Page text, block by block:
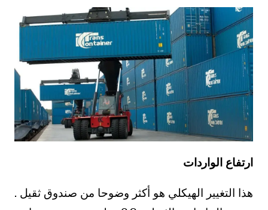
ارتفاع الواردات
هذا التغيير الهيكلي هو أكثر وضوحا من صندوق ثقيل .